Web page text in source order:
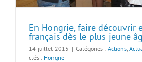
En Hongrie, faire découvrir
français dès le plus jeune
14 juillet 2015 | Catégories : Actions
clés : Hongrie